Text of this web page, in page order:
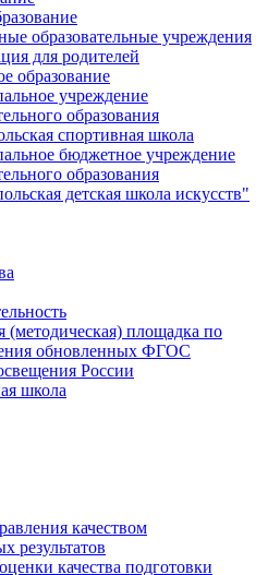
образовательные учреждения
для родителей
образование
учреждение
образования
спортивная школа
бюджетное учреждение
образования
детская школа искусств"
(методическая) площадка по
обновленных ФГОС
России
школа
качеством
результатов
качества подготовки